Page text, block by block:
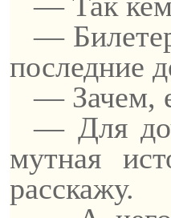
—
последние
— Зачем,
— Для
мутная
расскажу.